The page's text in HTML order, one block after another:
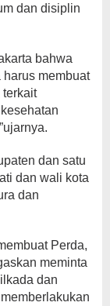
dan disiplin
bahwa
membuat
terkait
dan satu
dan wali kota
dan
Perda,
meminta
dan